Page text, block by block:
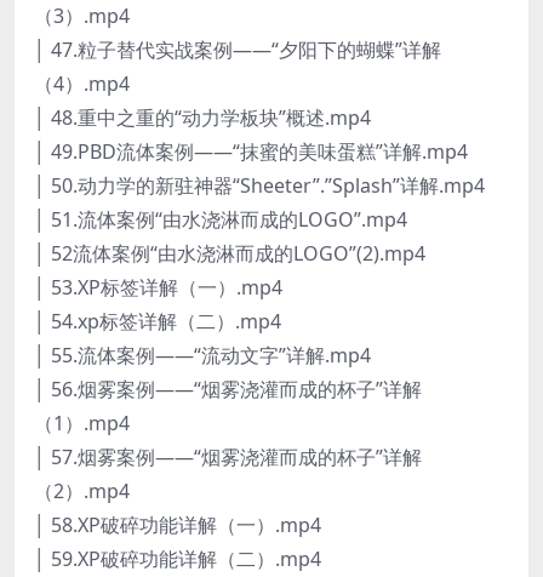
（3）.mp4
│ 47.粒子替代实战案例——“夕阳下的蝴蝶”详解
（4）.mp4
│ 48.重中之重的“动力学板块”概述.mp4
│ 49.PBD流体案例——“抹蜜的美味蛋糕”详解.mp4
│ 50.动力学的新驻神器“Sheeter”.”Splash”详解.mp4
│ 51.流体案例“由水浇淋而成的LOGO”.mp4
│ 52流体案例“由水浇淋而成的LOGO”(2).mp4
│ 53.XP标签详解（一）.mp4
│ 54.xp标签详解（二）.mp4
│ 55.流体案例——“流动文字”详解.mp4
│ 56.烟雾案例——“烟雾浇灌而成的杯子”详解
（1）.mp4
│ 57.烟雾案例——“烟雾浇灌而成的杯子”详解
（2）.mp4
│ 58.XP破碎功能详解（一）.mp4
│ 59.XP破碎功能详解（二）.mp4